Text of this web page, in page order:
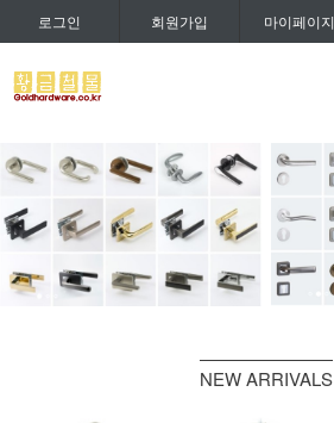
로그인 회원가입 마이페이지
NEW ARRIVALS